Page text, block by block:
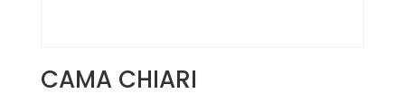
CAMA CHIARI